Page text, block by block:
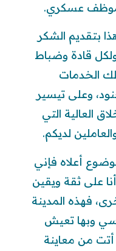
عسكري.
بتقديم الشكر
ولكل قادة وضباط
الخدمات
وعلى تيسير
العالية التي
لديكم.
أعلاه فإني
على ثقة ويقين
فهذه المدينة
وبها تعيش
من معاينة